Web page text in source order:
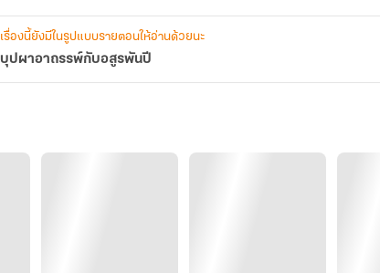
เรื่องนี้ยังมีในรูปแบบรายตอนให้อ่านด้วยนะ
บุปผาอาถรรพ์กับอสูรพันปี